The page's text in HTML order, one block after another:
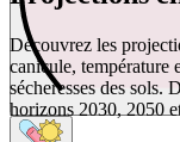
Découvrez les
canicule, température
sécheresses des sols.
horizons 2030, 2050